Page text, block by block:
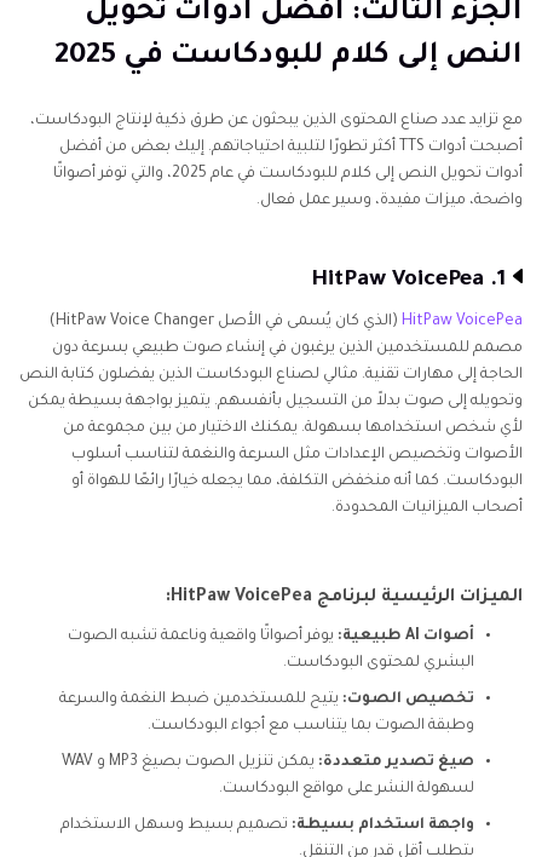
الجزء الثالث: أفضل أدوات تحويل
النص إلى كلام للبودكاست في 2025
مع تزايد عدد صناع المحتوى الذين يبحثون عن طرق ذكية لإنتاج البودكاست،
أصبحت أدوات TTS أكثر تطورًا لتلبية احتياجاتهم. إليك بعض من أفضل
أدوات تحويل النص إلى كلام للبودكاست في عام 2025، والتي توفر أصواتًا
واضحة، ميزات مفيدة، وسير عمل فعال.
1. HitPaw VoicePea
HitPaw VoicePea
(الذي كان يُسمى في الأصل HitPaw Voice Changer)
مصمم للمستخدمين الذين يرغبون في إنشاء صوت طبيعي بسرعة دون
الحاجة إلى مهارات تقنية. مثالي لصناع البودكاست الذين يفضلون كتابة النص
وتحويله إلى صوت بدلاً من التسجيل بأنفسهم. يتميز بواجهة بسيطة يمكن
لأي شخص استخدامها بسهولة. يمكنك الاختيار من بين مجموعة من
الأصوات وتخصيص الإعدادات مثل السرعة والنغمة لتناسب أسلوب
البودكاست. كما أنه منخفض التكلفة، مما يجعله خيارًا رائعًا للهواة أو
أصحاب الميزانيات المحدودة.
الميزات الرئيسية لبرنامج HitPaw VoicePea:
أصوات AI طبيعية:
يوفر أصواتًا واقعية وناعمة تشبه الصوت
البشري لمحتوى البودكاست.
تخصيص الصوت: يتيح للمستخدمين ضبط النغمة والسرعة
وطبقة الصوت بما يتناسب مع أجواء البودكاست.
صيغ تصدير متعددة:
يمكن تنزيل الصوت بصيغ MP3 و WAV
لسهولة النشر على مواقع البودكاست.
واجهة استخدام بسيطة: تصميم بسيط وسهل الاستخدام
يتطلب أقل قدر من التنقل.